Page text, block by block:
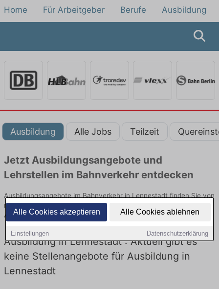
Alle Cookies akzeptieren Alle Cookies ablehnen
Einstellungen Datenschutzerklärung
Home Für Arbeitgeber Berufe Ausbildung
Ausbildung Alle Jobs Teilzeit
Jetzt Ausbildungsangebote und
Lehrstellen im Bahnverkehr entdecken
Ausbildungsangebote im Bahnverkehr in Lennestadt finden Sie von
namhaften Firmen. Entdecken Sie freie Optionen von Top-
Arbeitgebern und bewerben Sie sich noch heute.
Ausbildung in Lennestadt : Aktuell gibt es
keine Stellenangebote für Ausbildung in
Lennestadt